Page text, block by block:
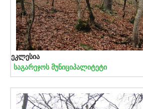
ეკლესია
საგარეჯოს მუნიციპალიტეტი